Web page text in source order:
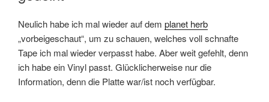
Neulich habe ich mal wieder auf dem planet herb
„vorbeigeschaut“, um zu schauen, welches voll schnafte
Tape ich mal wieder verpasst habe. Aber weit gefehlt, denn
ich habe ein Vinyl passt. Glücklicherweise nur die
Information, denn die Platte war/ist noch verfügbar.